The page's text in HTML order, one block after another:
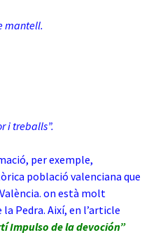
mantell.
i treballs”.
per exemple,
població valenciana que
on està molt
Pedra. Així, en l’article
Impulso de la devoción”